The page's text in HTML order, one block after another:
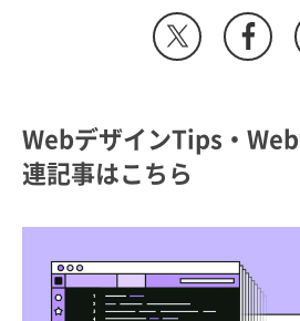
WebデザインTips・
連記事はこちら